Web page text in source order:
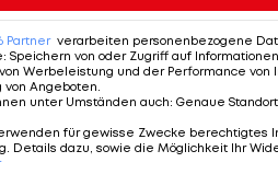
Partner verarbeiten personenbezogene
: Speichern von oder Zugriff auf
Werbeleistung und der Performance
von Angeboten.
unter Umständen auch: Genaue
für gewisse Zwecke berechtigtes
Details dazu, sowie die Möglichkeit Ihr